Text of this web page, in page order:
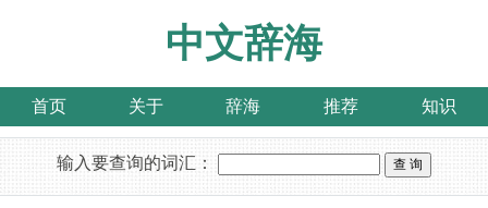
中文辞海
首页 关于 辞海 推荐 知识
输入要查询的词汇：